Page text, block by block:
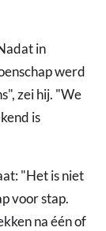
in
werd
zei hij. "We
is
"Het is niet
voor stap.
na één of